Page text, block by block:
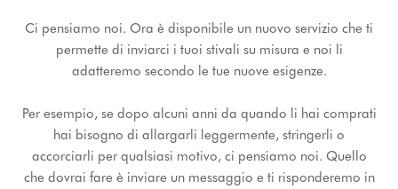
Ci pensiamo noi. Ora è disponibile un nuovo servizio che ti
permette di inviarci i tuoi stivali su misura e noi li
adatteremo secondo le tue nuove esigenze.
Per esempio, se dopo alcuni anni da quando li hai comprati
hai bisogno di allargarli leggermente, stringerli o
accorciarli per qualsiasi motivo, ci pensiamo noi. Quello
che dovrai fare è inviare un messaggio e ti risponderemo in